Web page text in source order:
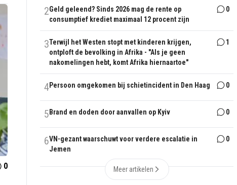
0
2Geld geleend? Sinds 2026 mag de rente op
consumptief krediet maximaal 12 procent zijn
0
3Terwijl het Westen stopt met kinderen krijgen,
ontploft de bevolking in Afrika - "Als je geen
nakomelingen hebt, komt Afrika hiernaartoe"
1
4Persoon omgekomen bij schietincident in Den Haag 0
5 Brand en doden door aanvallen op Kyiv 0
6VN-gezant waarschuwt voor verdere escalatie in
Jemen
0
Meer artikelen